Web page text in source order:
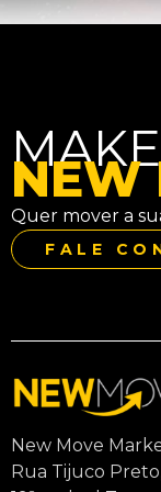
NEW
Quer mover a
FALE
New Move
Rua Tijuco